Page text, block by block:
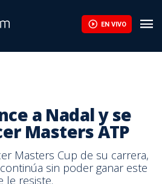
EN VIVO
a Nadal y se
Masters ATP
Masters Cup de su carrera,
sin poder ganar este
le resiste.